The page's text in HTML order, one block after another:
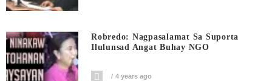
Robredo: Nagpasalamat Sa Suporta
Ilulunsad Angat Buhay NGO
4 years ago